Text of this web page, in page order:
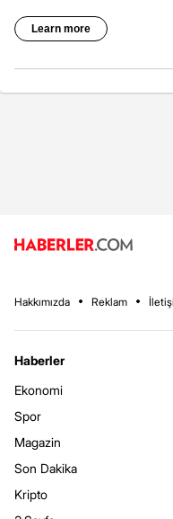
Hakkımızda Reklam
Haberler
Ekonomi
Spor
Magazin
Son Dakika
Kripto